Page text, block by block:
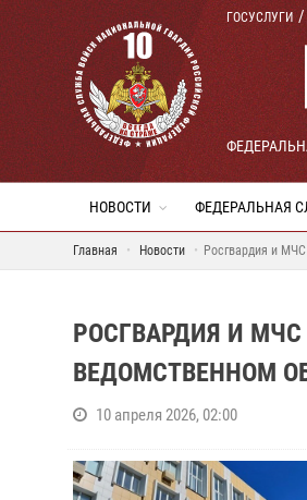
ГОСУСЛУГИ
НОВОСТИ ФЕДЕРАЛЬНАЯ
Главная Новости Росгвардия и
РОСГВАРДИЯ И
ВЕДОМСТВЕННОМ
10 апреля 2026, 02:00